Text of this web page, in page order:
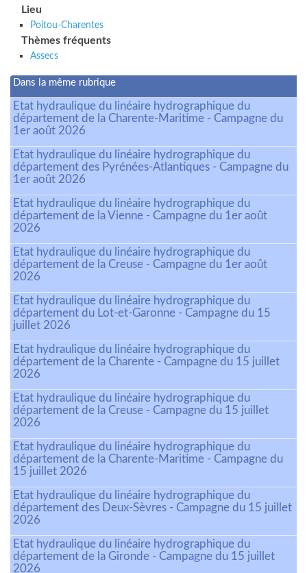
Lieu
Poitou-Charentes
Thèmes fréquents
Assecs
Dans la même rubrique
Etat hydraulique du linéaire hydrographique du
département de la Charente-Maritime - Campagne du
1er août 2026
Etat hydraulique du linéaire hydrographique du
département des Pyrénées-Atlantiques - Campagne du
1er août 2026
Etat hydraulique du linéaire hydrographique du
département de la Vienne - Campagne du 1er août
2026
Etat hydraulique du linéaire hydrographique du
département de la Creuse - Campagne du 1er août
2026
Etat hydraulique du linéaire hydrographique du
département du Lot-et-Garonne - Campagne du 15
juillet 2026
Etat hydraulique du linéaire hydrographique du
département de la Charente - Campagne du 15 juillet
2026
Etat hydraulique du linéaire hydrographique du
département de la Creuse - Campagne du 15 juillet
2026
Etat hydraulique du linéaire hydrographique du
département de la Charente-Maritime - Campagne du
15 juillet 2026
Etat hydraulique du linéaire hydrographique du
département des Deux-Sèvres - Campagne du 15 juillet
2026
Etat hydraulique du linéaire hydrographique du
département de la Gironde - Campagne du 15 juillet
2026